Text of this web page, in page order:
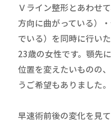
Ｖライン整形とあわせ
方向に曲がっている）
でいる）を同時に行い
23歳の女性です。顎先
位置を変えたいものの
うご希望もありました。
早速術前後の変化を見